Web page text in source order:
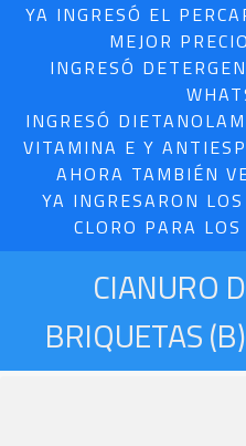
YA INGRESÓ EL
MEJOR
INGRESÓ
INGRESÓ
VITAMINA E Y
AHORA TAMBIÉN
YA INGRESARON
CLORO PARA
CIANURO
BRIQUETAS